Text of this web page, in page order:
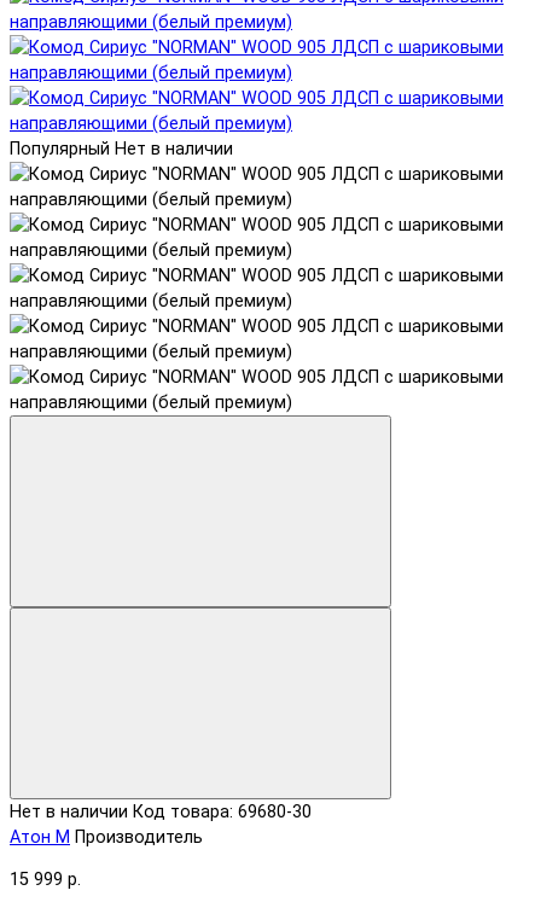
Популярный Нет в наличии
Нет в наличии Код товара: 69680-30
Атон М Производитель
15 999 р.